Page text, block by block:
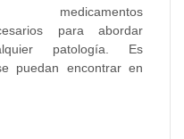
medicamentos
para abordar
patología. Es
puedan encontrar en